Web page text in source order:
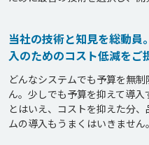
当社の技術と知見を総動
入のためのコスト低減をご
どんなシステムでも予算を無
ん。少しでも予算を抑えて導入
とはいえ、コストを抑えた分
ムの導入もうまくはいきません。